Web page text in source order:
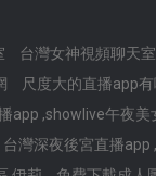
台灣女神視頻聊天室
尺度大的直播app
app ,showlive午夜美
台灣深夜後宮直播